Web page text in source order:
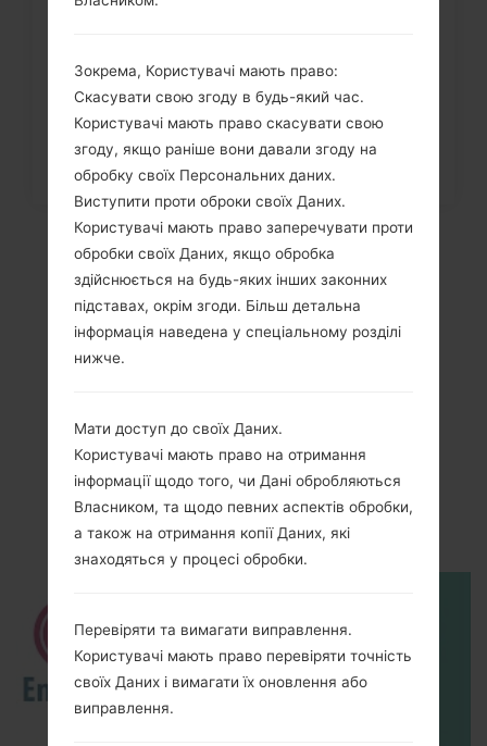
через меню на LG G3,...
Відео
LGH735P(LGH735P)
akaLG G4 Beat
Зокрема, Користувачі мають право:
Скасувати свою згоду в будь-який час.
Користувачі мають право скасувати свою
згоду, якщо раніше вони давали згоду на
обробку своїх Персональних даних.
Виступити проти оброки своїх Даних.
Користувачі мають право заперечувати проти
обробки своїх Даних, якщо обробка
здійснюється на будь-яких інших законних
підставах, окрім згоди. Більш детальна
інформація наведена у спеціальному розділі
нижче.
Мати доступ до своїх Даних.
Користувачі мають право на отримання
інформації щодо того, чи Дані обробляються
Власником, та щодо певних аспектів обробки,
а також на отримання копії Даних, які
знаходяться у процесі обробки.
Перевіряти та вимагати виправлення.
Користувачі мають право перевіряти точність
своїх Даних і вимагати їх оновлення або
виправлення.